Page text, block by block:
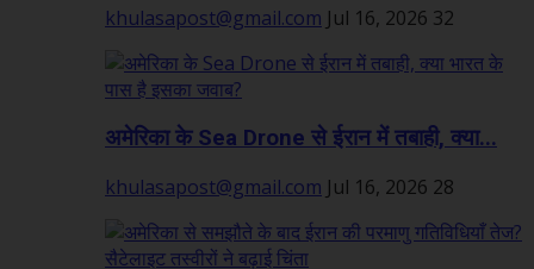
khulasapost@gmail.com Jul 16, 2026 32
अमेरिका के Sea Drone से ईरान में तबाही, क्या...
khulasapost@gmail.com Jul 16, 2026 28